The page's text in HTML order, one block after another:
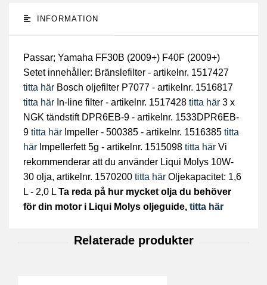
INFORMATION
Passar; Yamaha FF30B (2009+) F40F (2009+)
Setet innehåller: Bränslefilter - artikelnr. 1517427
titta här Bosch oljefilter P7077 - artikelnr. 1516817
titta här In-line filter - artikelnr. 1517428 titta här 3 x
NGK tändstift DPR6EB-9 - artikelnr. 1533DPR6EB-
9 titta här Impeller - 500385 - artikelnr. 1516385 titta
här Impellerfett 5g - artikelnr. 1515098 titta här Vi
rekommenderar att du använder Liqui Molys 10W-
30 olja, artikelnr. 1570200 titta här Oljekapacitet: 1,6
L - 2,0 L Ta reda på hur mycket olja du behöver
för din motor i Liqui Molys oljeguide, titta här